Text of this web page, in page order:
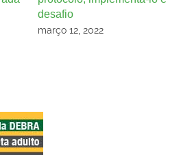
desafio
março 12, 2022